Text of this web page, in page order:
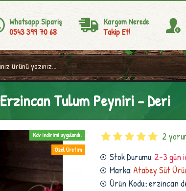
Whatsapp Sipariş
0543 399 70 68
Kargom Nerede
Takip Et!
Erzincan Tulum Peyniri - Deri
Özel Üretim
Kdv indirimi uygulandı.
Stok Durumu: 2-3 gün
Marka: Atabey Süt
Ürün Kodu::erzincan
2